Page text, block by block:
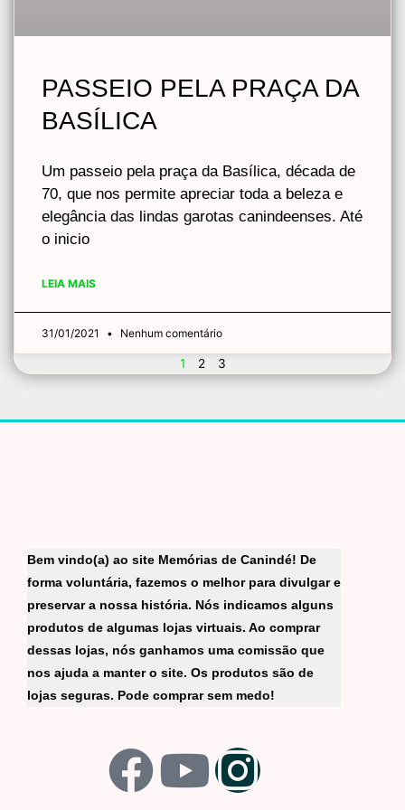
PASSEIO PELA PRAÇA DA
BASÍLICA
Um passeio pela praça da Basílica, década de
70, que nos permite apreciar toda a beleza e
elegância das lindas garotas canindeenses. Até
o inicio
LEIA MAIS
31/01/2021 Nenhum comentário
1 2 3
Bem vindo(a) ao site Memórias de Canindé! De
forma voluntária, fazemos o melhor para divulgar e
preservar a nossa história. Nós indicamos alguns
produtos de algumas lojas virtuais. Ao comprar
dessas lojas, nós ganhamos uma comissão que
nos ajuda a manter o site. Os produtos são de
lojas seguras. Pode comprar sem medo!
F Y I